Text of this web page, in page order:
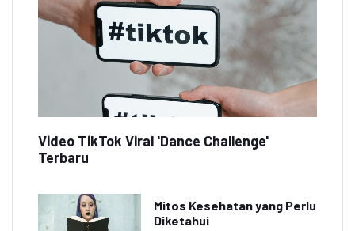
Video TikTok Viral 'Dance Challenge'
Terbaru
Mitos Kesehatan yang Perlu
Diketahui